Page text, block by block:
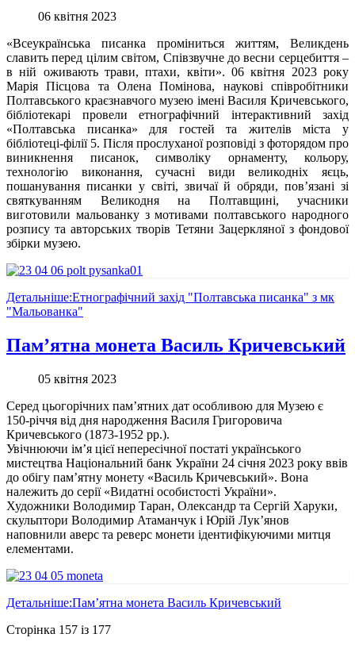
06 квітня 2023
«Всеукраїнська писанка проміниться життям, Великдень
славить перед цілим світом, Співзвучне до весни серцебиття –
в ній оживають трави, птахи, квіти». 06 квітня 2023 року
Марія Пісцова та Олена Помінова, наукові співробітники
Полтавського краєзнавчого музею імені Василя Кричевського,
бібліотекарі провели етнографічний інтерактивний захід
«Полтавська писанка» для гостей та жителів міста у
бібліотеці-філії 5. Після прослуханої розповіді з фоторядом про
виникнення писанок, символіку орнаменту, кольору,
технологію виконання, сучасні види великодніх яєць,
пошанування писанки у світі, звичаї й обряди, пов’язані зі
святкуванням Великодня на Полтавщині, учасники
виготовили мальованку з мотивами полтавського народного
розпису та авторських творів Тетяни Зацеркляної з фондової
збірки музею.
Детальніше:Етнографічний захід "Полтавська писанка" з мк
"Мальованка"
Пам’ятна монета Василь Кричевський
05 квітня 2023
Серед цьогорічних пам’ятних дат особливою для Музею є
150-річчя від дня народження Василя Григоровича
Кричевського (1873-1952 рр.).
Увічнюючи ім’я цієї непересічної постаті українського
мистецтва Національний банк України 24 січня 2023 року ввів
до обігу пам’ятну монету «Василь Кричевський». Вона
належить до серії «Видатні особистості України».
Художники Володимир Таран, Олександр та Сергій Харуки,
скульптори Володимир Атаманчук і Юрій Лук’янов
наповнили аверс та реверс монети ідентифікуючими митця
елементами.
Детальніше:Пам’ятна монета Василь Кричевський
Сторінка 157 із 177